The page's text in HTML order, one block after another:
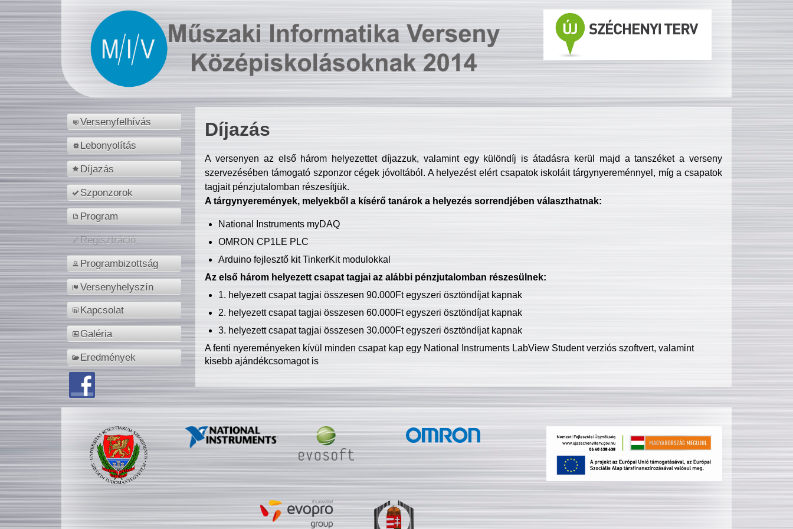
Versenyfelhívás
Lebonyolítás
Díjazás
Szponzorok
Program
Regisztráció
Programbizottság
Versenyhelyszín
Kapcsolat
Galéria
Eredmények
Díjazás
A versenyen az első három helyezettet díjazzuk, valamint egy különdíj is átadásra kerül majd a tanszéket a verseny
szervezésében támogató szponzor cégek jóvoltából. A helyezést elért csapatok iskoláit tárgynyereménnyel, míg a csapatok
tagjait pénzjutalomban részesítjük.
A tárgynyeremények, melyekből a kísérő tanárok a helyezés sorrendjében választhatnak:
National Instruments myDAQ
OMRON CP1LE PLC
Arduino fejlesztő kit TinkerKit modulokkal
Az első három helyezett csapat tagjai az alábbi pénzjutalomban részesülnek:
1. helyezett csapat tagjai összesen 90.000Ft egyszeri ösztöndíjat kapnak
2. helyezett csapat tagjai összesen 60.000Ft egyszeri ösztöndíjat kapnak
3. helyezett csapat tagjai összesen 30.000Ft egyszeri ösztöndíjat kapnak
A fenti nyereményeken kívül minden csapat kap egy National Instruments LabView Student verziós szoftvert, valamint
kisebb ajándékcsomagot is